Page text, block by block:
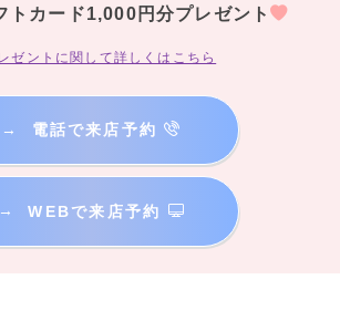
トカード1,000円分プレゼント
ゼントに関して詳しくはこちら
→ 電話で来店予約
→ WEBで来店予約